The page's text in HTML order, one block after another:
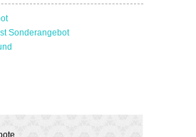
Sonderangebot